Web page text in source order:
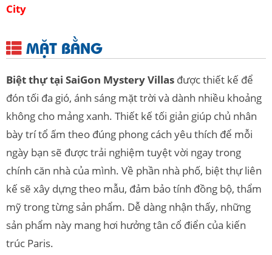
City
MẶT BẰNG
Biệt thự tại SaiGon Mystery Villas được thiết kế để
đón tối đa gió, ánh sáng mặt trời và dành nhiều khoảng
không cho mảng xanh. Thiết kế tối giản giúp chủ nhân
bày trí tổ ấm theo đúng phong cách yêu thích để mỗi
ngày bạn sẽ được trải nghiệm tuyệt vời ngay trong
chính căn nhà của mình. Về phần nhà phố, biệt thự liên
kế sẽ xây dựng theo mẫu, đảm bảo tính đồng bộ, thẩm
mỹ trong từng sản phẩm. Dễ dàng nhận thấy, những
sản phẩm này mang hơi hưởng tân cổ điển của kiến
trúc Paris.